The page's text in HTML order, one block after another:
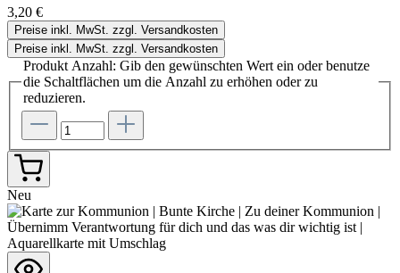
3,20 €
Preise inkl. MwSt. zzgl. Versandkosten
Preise inkl. MwSt. zzgl. Versandkosten
Produkt Anzahl: Gib den gewünschten Wert ein oder benutze
die Schaltflächen um die Anzahl zu erhöhen oder zu
reduzieren.
Neu